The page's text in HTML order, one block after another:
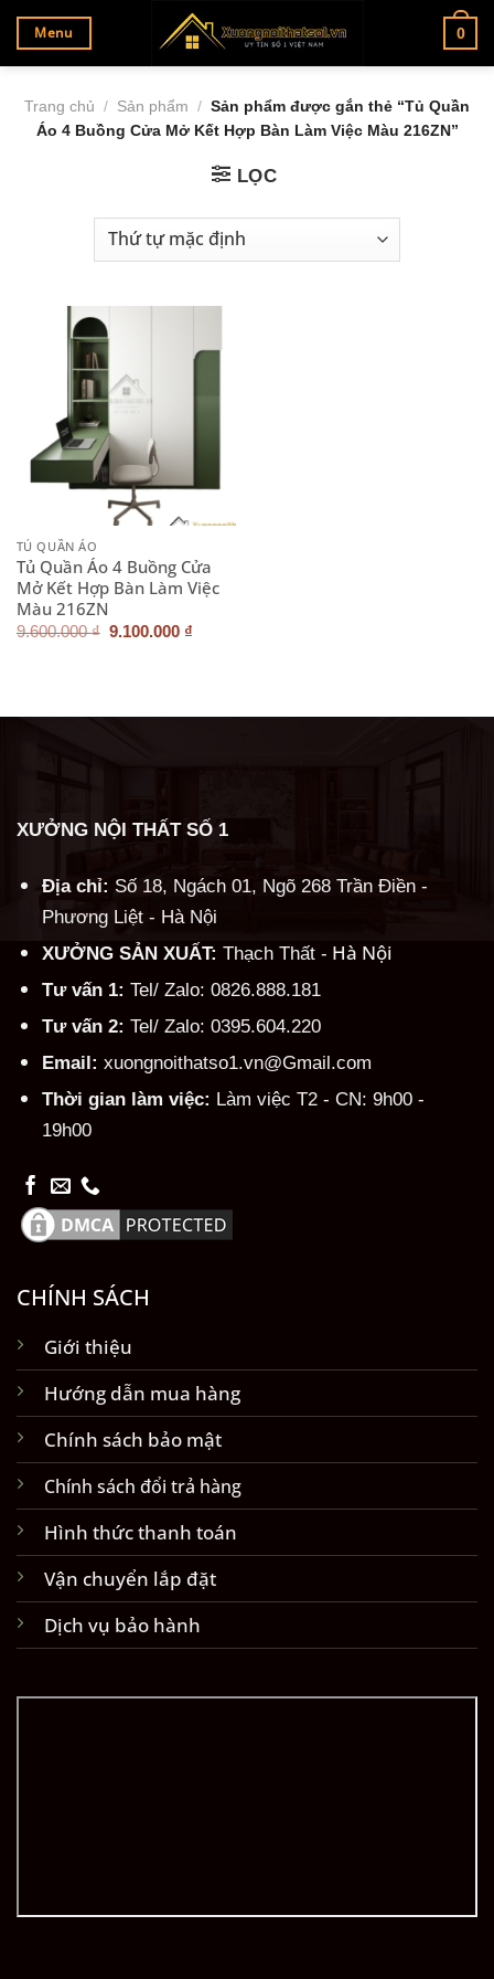
Bỏ
qua
nội
dung
Menu 0
Trang chủ / Sản phẩm / Sản phẩm được gắn thẻ “Tủ Quần
Áo 4 Buồng Cửa Mở Kết Hợp Bàn Làm Việc Màu 216ZN”
LỌC
TỦ QUẦN ÁO
Tủ Quần Áo 4 Buồng Cửa
Mở Kết Hợp Bàn Làm Việc
Màu 216ZN
9.600.000₫ Giá
9.100.000 ₫
XƯỞNG NỘI THẤT SỐ 1
Địa chỉ: Số 18, Ngách 01, Ngõ 268 Trần Điền -
Phương Liệt - Hà Nội
XƯỞNG SẢN XUẤT: Thạch Thất - Hà Nội
Tư vấn 1: Tel/ Zalo: 0826.888.181
Tư vấn 2: Tel/ Zalo: 0395.604.220
Email: xuongnoithatso1.vn@Gmail.com
Thời gian làm việc: Làm việc T2 - CN: 9h00 -
19h00
CHÍNH SÁCH
Giới thiệu
Hướng dẫn mua hàng
Chính sách bảo mật
Chính sách đổi trả hàng
Hình thức thanh toán
Vận chuyển lắp đặt
Dịch vụ bảo hành